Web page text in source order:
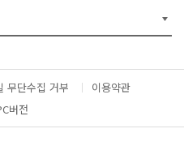
e
서
다
운
무단수집 거부
이용약관
버전